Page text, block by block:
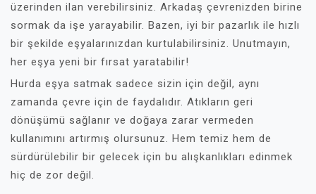
üzerinden ilan verebilirsiniz. Arkadaş çevrenizden birine
sormak da işe yarayabilir. Bazen, iyi bir pazarlık ile hızlı
bir şekilde eşyalarınızdan kurtulabilirsiniz. Unutmayın,
her eşya yeni bir fırsat yaratabilir!
Hurda eşya satmak sadece sizin için değil, aynı
zamanda çevre için de faydalıdır. Atıkların geri
dönüşümü sağlanır ve doğaya zarar vermeden
kullanımını artırmış olursunuz. Hem temiz hem de
sürdürülebilir bir gelecek için bu alışkanlıkları edinmek
hiç de zor değil.